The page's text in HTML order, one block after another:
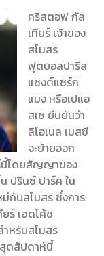
คริสตอฟ กัล
เทียร์ เจ้าของ
สโมสร
ฟุตบอลปารีส
แซงต์แชร์ก
แมง หรือเปแอ
สเช ยืนยันว่า
ลิโอเนล เมสซี
จะย้ายออก
โดยสัญญาของ
ปรินซ์ ปาร์ค ใน
กับสโมสร ซึ่งการ
ร์ เฮดโค้ช
หรับสโมสร
ดสัปดาห์นี้